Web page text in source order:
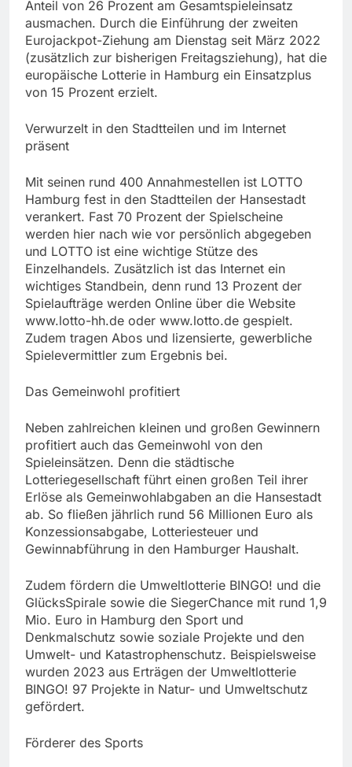
Anteil von 26 Prozent am Gesamtspieleinsatz
ausmachen. Durch die Einführung der zweiten
Eurojackpot-Ziehung am Dienstag seit März 2022
(zusätzlich zur bisherigen Freitagsziehung), hat die
europäische Lotterie in Hamburg ein Einsatzplus
von 15 Prozent erzielt.
Verwurzelt in den Stadtteilen und im Internet
präsent
Mit seinen rund 400 Annahmestellen ist LOTTO
Hamburg fest in den Stadtteilen der Hansestadt
verankert. Fast 70 Prozent der Spielscheine
werden hier nach wie vor persönlich abgegeben
und LOTTO ist eine wichtige Stütze des
Einzelhandels. Zusätzlich ist das Internet ein
wichtiges Standbein, denn rund 13 Prozent der
Spielaufträge werden Online über die Website
www.lotto-hh.de oder www.lotto.de gespielt.
Zudem tragen Abos und lizensierte, gewerbliche
Spielevermittler zum Ergebnis bei.
Das Gemeinwohl profitiert
Neben zahlreichen kleinen und großen Gewinnern
profitiert auch das Gemeinwohl von den
Spieleinsätzen. Denn die städtische
Lotteriegesellschaft führt einen großen Teil ihrer
Erlöse als Gemeinwohlabgaben an die Hansestadt
ab. So fließen jährlich rund 56 Millionen Euro als
Konzessionsabgabe, Lotteriesteuer und
Gewinnabführung in den Hamburger Haushalt.
Zudem fördern die Umweltlotterie BINGO! und die
GlücksSpirale sowie die SiegerChance mit rund 1,9
Mio. Euro in Hamburg den Sport und
Denkmalschutz sowie soziale Projekte und den
Umwelt- und Katastrophenschutz. Beispielsweise
wurden 2023 aus Erträgen der Umweltlotterie
BINGO! 97 Projekte in Natur- und Umweltschutz
gefördert.
Förderer des Sports